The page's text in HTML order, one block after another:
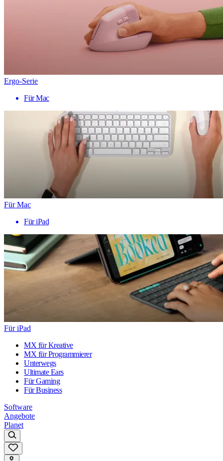
Ergo-Serie
Für Mac
Für Mac
Für iPad
Für iPad
MX für Kreative
MX für Programmierer
Unterwegs
Ultimate Ears
Für Gaming
Für Business
Software
Angebote
Planet